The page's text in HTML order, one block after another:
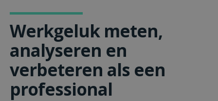
Werkgeluk meten,
analyseren en
verbeteren als een
professional